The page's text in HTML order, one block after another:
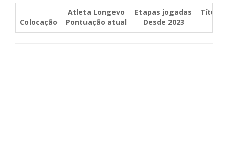
Colocação
Atleta Longevo
Pontuação atual
Etapas jogadas
Desde 2023
Títulos